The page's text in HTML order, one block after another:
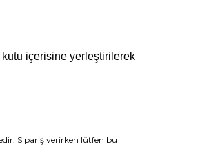
içerisine yerleştirilerek
Sipariş verirken lütfen bu